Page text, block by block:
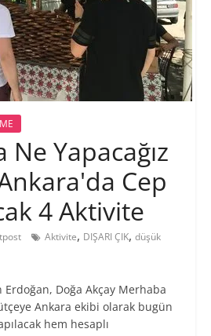
Yapacağız
Cep
4 Aktivite
Aktivite, DIŞARI ÇIK, düşük
Erdoğan, Doğa Akçay Merhaba
Ankara ekibi olarak bugün
hem hesaplı